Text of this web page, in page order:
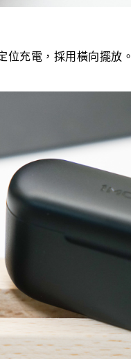
充電，採用橫向擺放。